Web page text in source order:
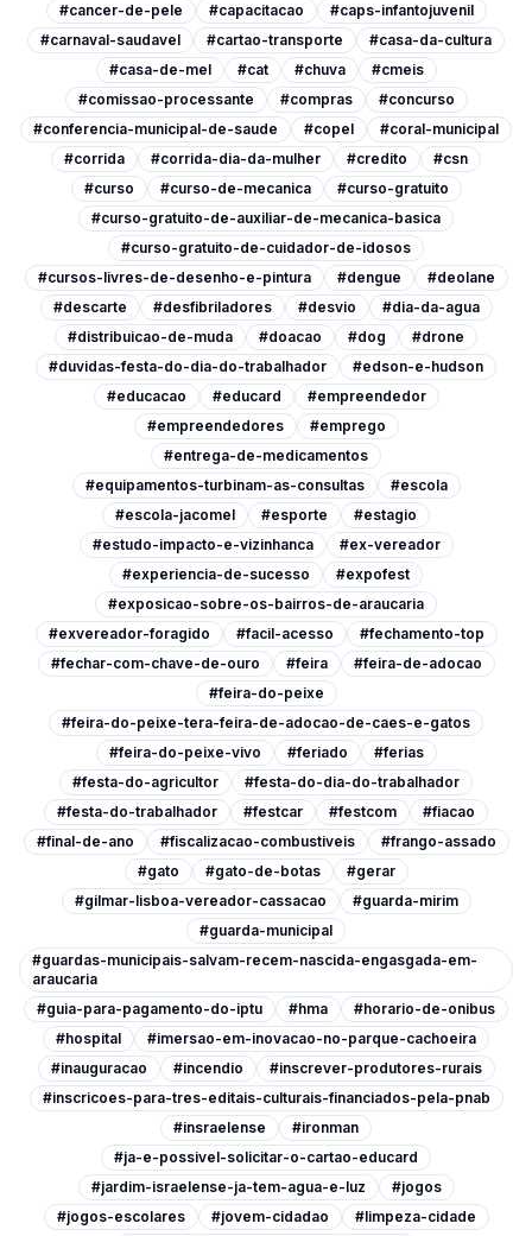
#cancer-de-pele
#capacitacao
#caps-infantojuvenil
#carnaval-saudavel
#cartao-transporte
#casa-da-cultura
#casa-de-mel
#cat #chuva
#cmeis
#comissao-processante
#compras
#concurso
#conferencia-municipal-de-saude
#copel
#coral-municipal
#corrida
#corrida-dia-da-mulher #credito
#csn
#curso
#curso-de-mecanica
#curso-gratuito
#curso-gratuito-de-auxiliar-de-mecanica-basica
#curso-gratuito-de-cuidador-de-idosos
#cursos-livres-de-desenho-e-pintura
#dengue
#deolane
#descarte
#desfibriladores #desvio
#dia-da-agua
#distribuicao-de-muda
#doacao #dog
#drone
#duvidas-festa-do-dia-do-trabalhador
#edson-e-hudson
#educacao
#educard
#empreendedor
#empreendedores
#emprego
#entrega-de-medicamentos
#equipamentos-turbinam-as-consultas
#escola
#escola-jacomel
#esporte
#estagio
#estudo-impacto-e-vizinhanca
#ex-vereador
#experiencia-de-sucesso
#expofest
#exposicao-sobre-os-bairros-de-araucaria
#exvereador-foragido
#facil-acesso
#fechamento-top
#fechar-com-chave-de-ouro
#feira
#feira-de-adocao
#feira-do-peixe
#feira-do-peixe-tera-feira-de-adocao-de-caes-e-gatos
#feira-do-peixe-vivo
#feriado
#ferias
#festa-do-agricultor
#festa-do-dia-do-trabalhador
#festa-do-trabalhador
#festcar #festcom
#fiacao
#final-de-ano
#fiscalizacao-combustiveis
#frango-assado
#gato
#gato-de-botas
#gerar
#gilmar-lisboa-vereador-cassacao
#guarda-mirim
#guarda-municipal
#guardas-municipais-salvam-recem-nascida-engasgada-em-
araucaria
#guia-para-pagamento-do-iptu
#hma
#horario-de-onibus
#hospital
#imersao-em-inovacao-no-parque-cachoeira
#inauguracao
#incendio
#inscrever-produtores-rurais
#inscricoes-para-tres-editais-culturais-financiados-pela-pnab
#insraelense
#ironman
#ja-e-possivel-solicitar-o-cartao-educard
#jardim-israelense-ja-tem-agua-e-luz
#jogos
#jogos-escolares
#jovem-cidadao
#limpeza-cidade